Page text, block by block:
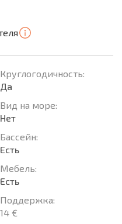
Круглогодичность:
Да
Вид на море:
Нет
Басcейн:
Есть
Мебель:
Есть
Поддержка:
14 €